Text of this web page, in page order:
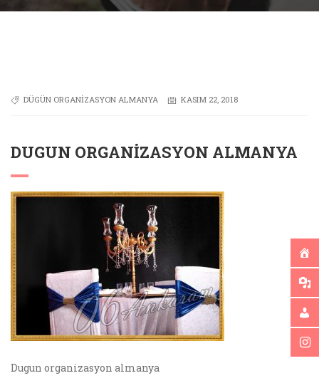
DÜGÜN ORGANIZASYON ALMANYA KASIM 22, 2018
DUGUN ORGANIZASYON ALMANYA
Dugun organizasyon almanya